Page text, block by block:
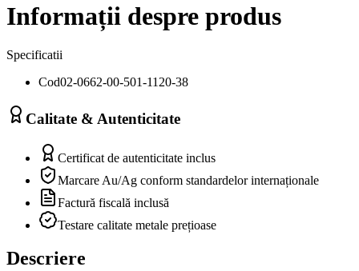
Informații despre produs
Specificatii
Cod02-0662-00-501-1120-38
Calitate & Autenticitate
Certificat de autenticitate inclus
Marcare Au/Ag conform standardelor internaționale
Factură fiscală inclusă
Testare calitate metale prețioase
Descriere